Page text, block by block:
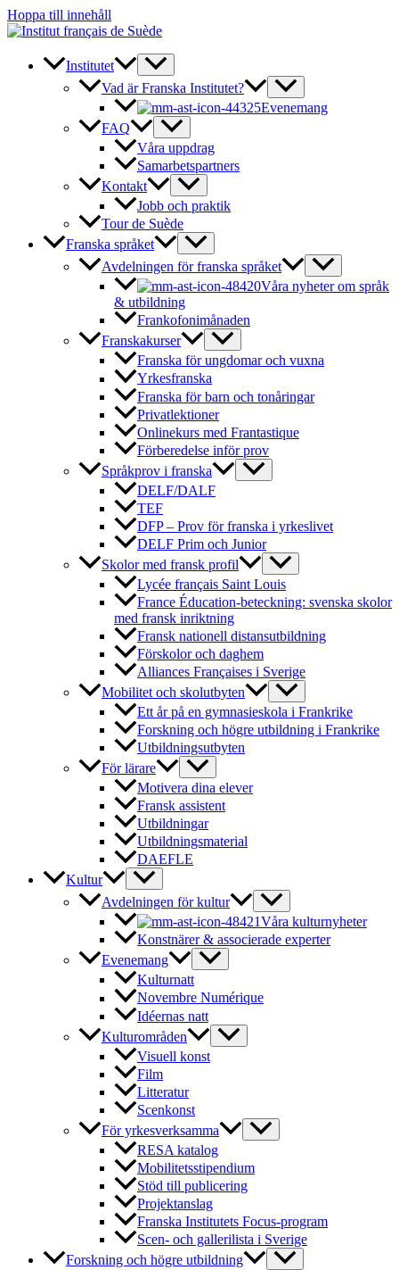
Hoppa till innehåll
Institutet
Vad är Franska Institutet?
Evenemang
FAQ
Våra uppdrag
Samarbetspartners
Kontakt
Jobb och praktik
Tour de Suède
Franska språket
Avdelningen för franska språket
Våra nyheter om språk
& utbildning
Frankofonimånaden
Franskakurser
Franska för ungdomar och vuxna
Yrkesfranska
Franska för barn och tonåringar
Privatlektioner
Onlinekurs med Frantastique
Förberedelse inför prov
Språkprov i franska
DELF/DALF
TEF
DFP – Prov för franska i yrkeslivet
DELF Prim och Junior
Skolor med fransk profil
Lycée français Saint Louis
France Éducation-beteckning: svenska skolor
med fransk inriktning
Fransk nationell distansutbildning
Förskolor och daghem
Alliances Françaises i Sverige
Mobilitet och skolutbyten
Ett år på en gymnasieskola i Frankrike
Forskning och högre utbildning i Frankrike
Utbildningsutbyten
För lärare
Motivera dina elever
Fransk assistent
Utbildningar
Utbildningsmaterial
DAEFLE
Kultur
Avdelningen för kultur
Våra kulturnyheter
Konstnärer & associerade experter
Evenemang
Kulturnatt
Novembre Numérique
Idéernas natt
Kulturområden
Visuell konst
Film
Litteratur
Scenkonst
För yrkesverksamma
RESA katalog
Mobilitetsstipendium
Stöd till publicering
Projektanslag
Franska Institutets Focus-program
Scen- och gallerilista i Sverige
Forskning och högre utbildning